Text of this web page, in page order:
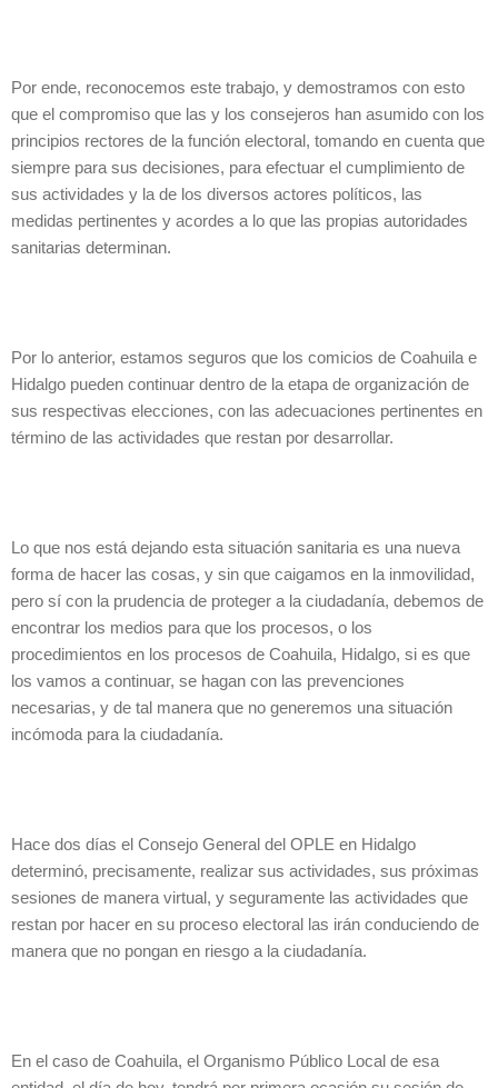
Por ende, reconocemos este trabajo, y demostramos con esto
que el compromiso que las y los consejeros han asumido con los
principios rectores de la función electoral, tomando en cuenta que
siempre para sus decisiones, para efectuar el cumplimiento de
sus actividades y la de los diversos actores políticos, las
medidas pertinentes y acordes a lo que las propias autoridades
sanitarias determinan.
Por lo anterior, estamos seguros que los comicios de Coahuila e
Hidalgo pueden continuar dentro de la etapa de organización de
sus respectivas elecciones, con las adecuaciones pertinentes en
término de las actividades que restan por desarrollar.
Lo que nos está dejando esta situación sanitaria es una nueva
forma de hacer las cosas, y sin que caigamos en la inmovilidad,
pero sí con la prudencia de proteger a la ciudadanía, debemos de
encontrar los medios para que los procesos, o los
procedimientos en los procesos de Coahuila, Hidalgo, si es que
los vamos a continuar, se hagan con las prevenciones
necesarias, y de tal manera que no generemos una situación
incómoda para la ciudadanía.
Hace dos días el Consejo General del OPLE en Hidalgo
determinó, precisamente, realizar sus actividades, sus próximas
sesiones de manera virtual, y seguramente las actividades que
restan por hacer en su proceso electoral las irán conduciendo de
manera que no pongan en riesgo a la ciudadanía.
En el caso de Coahuila, el Organismo Público Local de esa